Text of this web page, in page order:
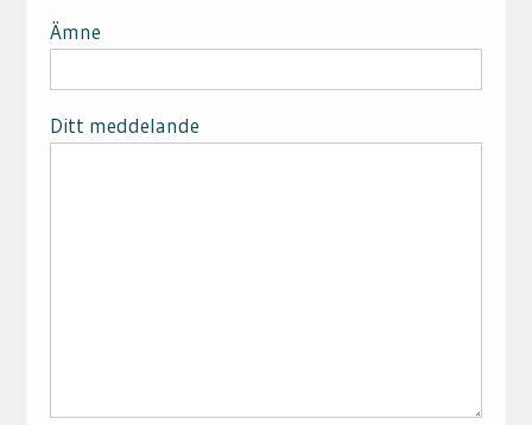
Ämne
Ditt meddelande